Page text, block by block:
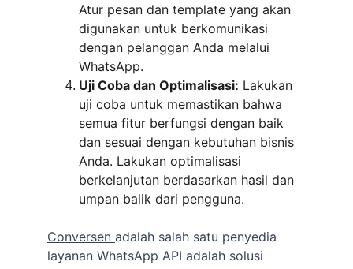
Atur pesan dan template yang akan
digunakan untuk berkomunikasi
dengan pelanggan Anda melalui
WhatsApp.
Uji Coba dan Optimalisasi: Lakukan
uji coba untuk memastikan bahwa
semua fitur berfungsi dengan baik
dan sesuai dengan kebutuhan bisnis
Anda. Lakukan optimalisasi
berkelanjutan berdasarkan hasil dan
umpan balik dari pengguna.
Conversen adalah salah satu penyedia
layanan WhatsApp API adalah solusi